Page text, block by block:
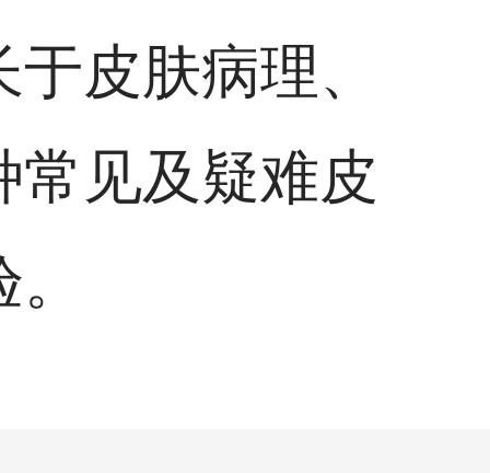
皮肤病理、
见及疑难皮